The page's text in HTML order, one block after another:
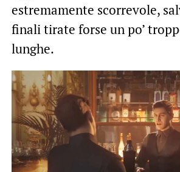
estremamente scorrevole,
finali tirate forse un po’
lunghe.